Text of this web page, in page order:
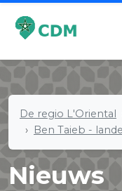
De regio L'Oriental
Ben Taieb -
Nieuws